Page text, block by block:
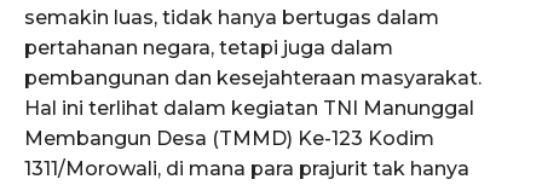
semakin luas, tidak hanya bertugas dalam
pertahanan negara, tetapi juga dalam
pembangunan dan kesejahteraan masyarakat.
Hal ini terlihat dalam kegiatan TNI Manunggal
Membangun Desa (TMMD) Ke-123 Kodim
1311/Morowali, di mana para prajurit tak hanya